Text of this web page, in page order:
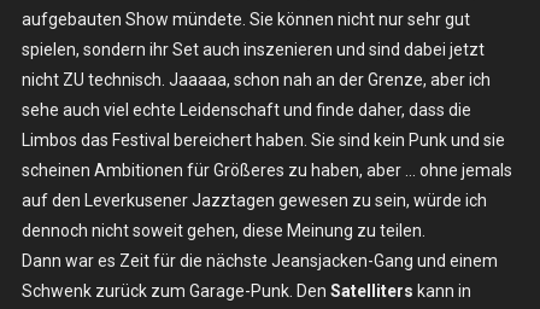
aufgebauten Show mündete. Sie können nicht nur sehr gut
spielen, sondern ihr Set auch inszenieren und sind dabei jetzt
nicht ZU technisch. Jaaaaa, schon nah an der Grenze, aber ich
sehe auch viel echte Leidenschaft und finde daher, dass die
Limbos das Festival bereichert haben. Sie sind kein Punk und sie
scheinen Ambitionen für Größeres zu haben, aber … ohne jemals
auf den Leverkusener Jazztagen gewesen zu sein, würde ich
dennoch nicht soweit gehen, diese Meinung zu teilen.
Dann war es Zeit für die nächste Jeansjacken-Gang und einem
Schwenk zurück zum Garage-Punk. Den Satelliters kann in